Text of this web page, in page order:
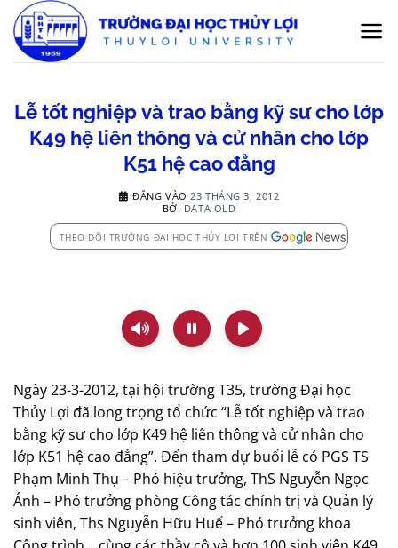
qua
nội
Lễ tốt nghiệp và trao bằng kỹ sư cho lớp
K49 hệ liên thông và cử nhân cho lớp
K51 hệ cao đẳng
ĐĂNG VÀO 23 THÁNG 3, 2012
BỞI DATA OLD
THEO DÕI TRƯỜNG ĐẠI HỌC THỦY LỢI TRÊN
Ngày 23-3-2012, tại hội trường T35, trường Đại học
Thủy Lợi đã long trọng tổ chức “Lễ tốt nghiệp và trao
bằng kỹ sư cho lớp K49 hệ liên thông và cử nhân cho
lớp K51 hệ cao đẳng”. Đến tham dự buổi lễ có PGS TS
Phạm Minh Thụ – Phó hiệu trưởng, ThS Nguyễn Ngọc
Ánh – Phó trưởng phòng Công tác chính trị và Quản lý
sinh viên, Ths Nguyễn Hữu Huế – Phó trưởng khoa